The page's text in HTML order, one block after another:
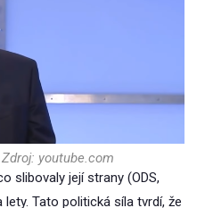
youtube.com
slibovaly její strany (ODS,
lety. Tato politická síla tvrdí, že